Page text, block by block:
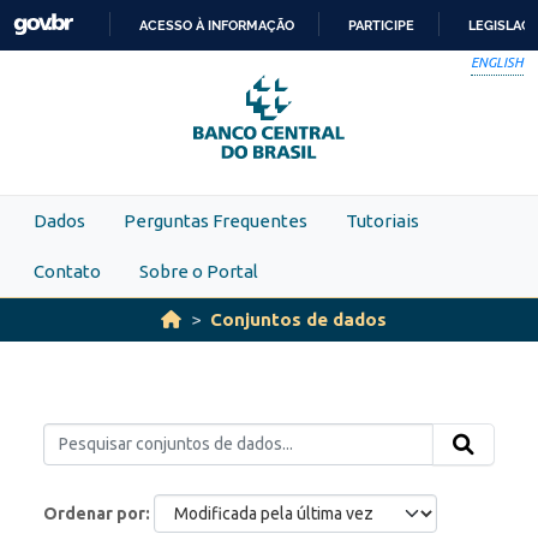
Skip to main content
PARA
O
CONTEÚDO
ACESSO À INFORMAÇÃO PARTICIPE
ENGLISH
Dados Perguntas Frequentes Tutoriais
Contato Sobre o Portal
Conjuntos de dados
Ordenar por